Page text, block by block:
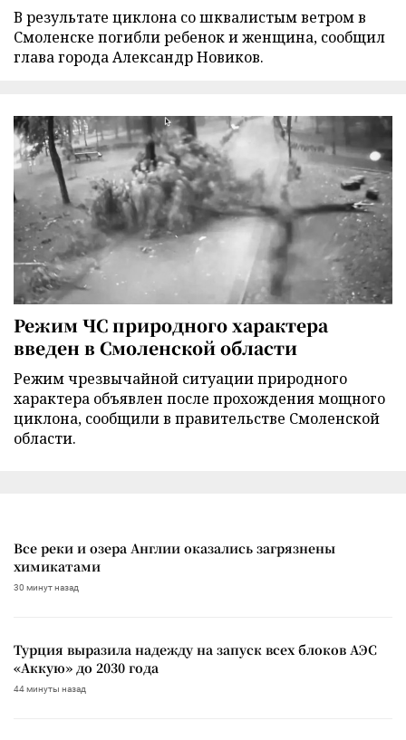
В результате циклона со шквалистым ветром в
Смоленске погибли ребенок и женщина, сообщил
глава города Александр Новиков.
Режим ЧС природного характера
введен в Смоленской области
Режим чрезвычайной ситуации природного
характера объявлен после прохождения мощного
циклона, сообщили в правительстве Смоленской
области.
Все реки и озера Англии оказались загрязнены
химикатами
30 минут назад
Турция выразила надежду на запуск всех блоков АЭС
«Аккую» до 2030 года
44 минуты назад